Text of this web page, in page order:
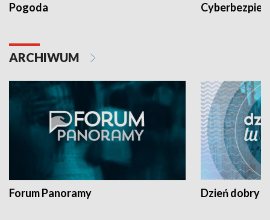
Pogoda
ARCHIWUM
Forum Panoramy Dzień dobry